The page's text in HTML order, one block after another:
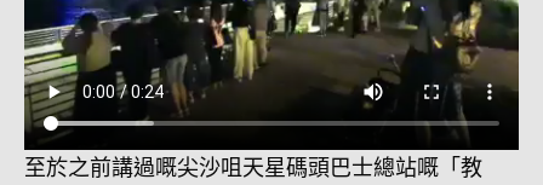
至於之前講過嘅尖沙咀天星碼頭巴士總站嘅「教